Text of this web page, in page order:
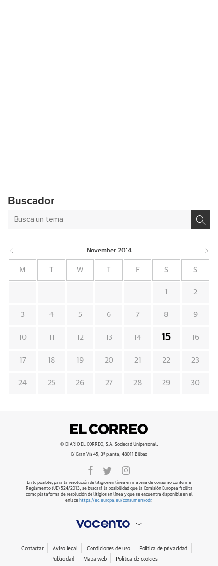
Buscador
November 2014
M W F S S
1 2
3 4 5 6 7 8 9
10 11 12 13 14 15 16
17 18 19 20 21 22 23
24 25 26 27 28 29 30
© DIARIO EL CORREO, S.A. Sociedad Unipersonal.
C/ Gran Vía 45, 3ª planta, 48011 Bilbao
En lo posible, para la resolución de litigios en línea en materia de consumo conforme
Reglamento (UE) 524/2013, se buscará la posibilidad que la Comisión Europea facilita
como plataforma de resolución de litigios en línea y que se encuentra disponible en el
enlace https://ec.europa.eu/consumers/odr.
Contactar Aviso legal Condiciones de uso
Política de privacidad
Publicidad
Mapa web Política de cookies